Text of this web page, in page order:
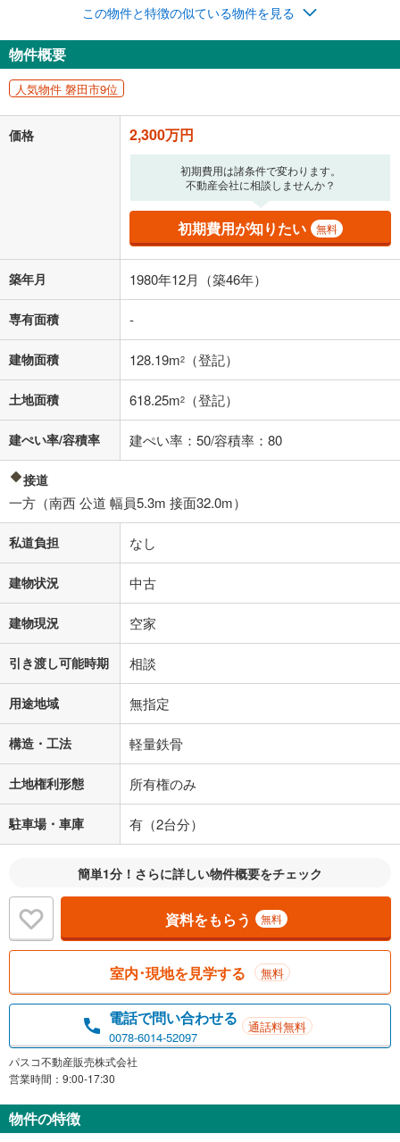
ナス時の増額分（1回分）を入力してください。
閉じる
月々の返済額
「金利」については、ご利用を予定されている金融機関等にご確認の
上、ご自身での入力をお願いいたします。初期設定で自動入力されてい
る値は、実際の金融機関等における貸出金利とは何ら関係がなく、実際
の金融機関等における貸出金利を何ら保証するものではありません。返
済方法「元利均等返済」にて算出しております。入力された金利を35年
適用した場合の計算結果を表示しています。
その他月額費用や、初期費用がかかります。ご注意ください。実際にお
借り入れの際は各金融機関等に、必ずご自身でご確認をお願いいたしま
不動産会社に購入相談をする
閉じる
この物件と特徴の似ている物件を見る
物件概要
人気物件 磐田市9位
価格 2,300万円
初期費用は諸条件で変わります。
不動産会社に相談しませんか？
初期費用が知りたい 無料
築年月 1980年12月（築46年）
専有面積 -
建物面積 128.19m2 （登記）
土地面積 618.25m2 （登記）
建ぺい率/容積率 建ぺい率：50/容積率：80
接道
一方（南西 公道 幅員5.3m 接面32.0m）
私道負担 なし
建物状況 中古
建物現況 空家
引き渡し可能時期 相談
用途地域 無指定
構造・工法 軽量鉄骨
土地権利形態 所有権のみ
駐車場・車庫 有（2台分）
簡単1分！さらに詳しい物件概要をチェック
資料をもらう 無料
室内･現地を見学する 無料
電話で問い合わせる
0078-6014-52097
通話料無料
パスコ不動産販売株式会社
営業時間：9:00-17:30
物件の特徴